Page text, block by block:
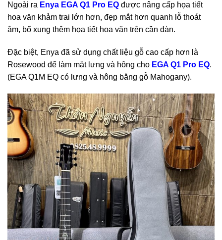
Ngoài ra Enya EGA Q1 Pro EQ được nâng cấp họa tiết
hoa văn khảm trai lớn hơn, đẹp mắt hơn quanh lỗ thoát
âm, bổ xung thêm họa tiết hoa văn trên cần đàn.
Đặc biệt, Enya đã sử dụng chất liệu gỗ cao cấp hơn là
Rosewood để làm mặt lưng và hông cho EGA Q1 Pro EQ.
(EGA Q1M EQ có lưng và hông bằng gỗ Mahogany).